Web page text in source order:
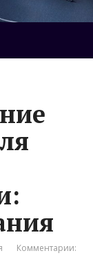
Комментарии: